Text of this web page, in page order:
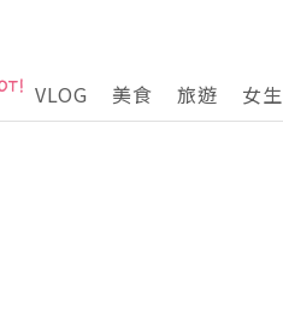
VLOG 美食 旅遊 女生